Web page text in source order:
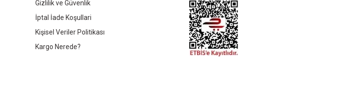
Gizlilik ve Güvenlik
İptal İade Koşullari
Kişisel Veriler Politikası
Kargo Nerede?